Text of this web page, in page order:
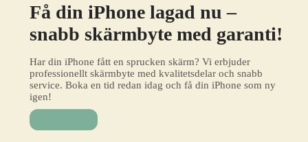
Få din iPhone lagad nu –
snabb skärmbyte med garanti!
Har din iPhone fått en sprucken skärm? Vi erbjuder
professionellt skärmbyte med kvalitetsdelar och snabb
service. Boka en tid redan idag och få din iPhone som ny
igen!